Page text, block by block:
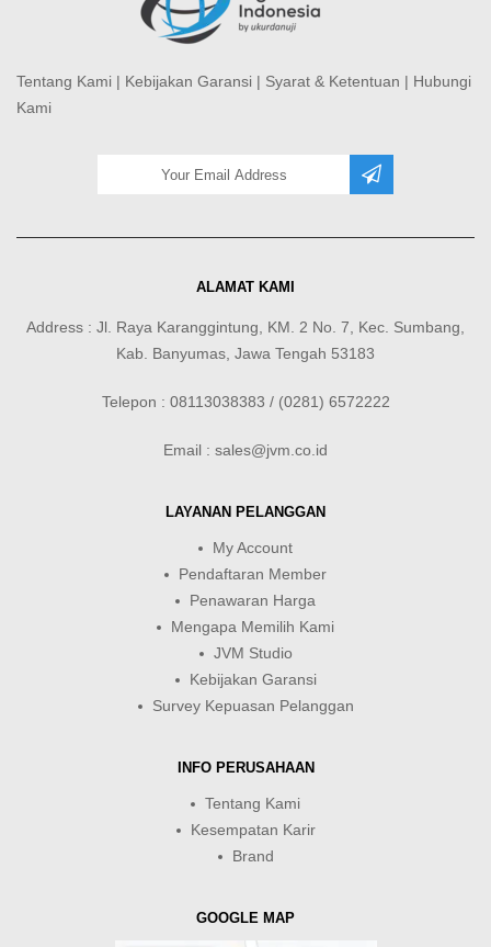
Tentang Kami | Kebijakan Garansi | Syarat & Ketentuan | Hubungi
Kami
ALAMAT KAMI
Address : Jl. Raya Karanggintung, KM. 2 No. 7, Kec. Sumbang,
Kab. Banyumas, Jawa Tengah 53183
Telepon : 08113038383 / (0281) 6572222
Email : sales@jvm.co.id
LAYANAN PELANGGAN
My Account
Pendaftaran Member
Penawaran Harga
Mengapa Memilih Kami
JVM Studio
Kebijakan Garansi
Survey Kepuasan Pelanggan
INFO PERUSAHAAN
Tentang Kami
Kesempatan Karir
Brand
GOOGLE MAP